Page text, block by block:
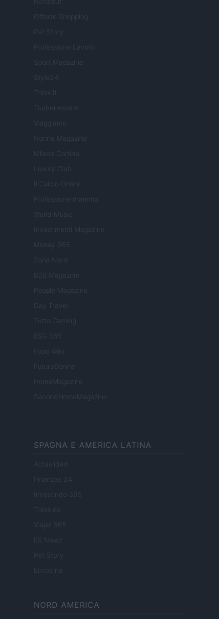
Offerte Shopping
Pet Story
Professione Lavoro
Sport Magazine
Style24
Think.it
Tuobenessere
Viaggiamo
Nonne Magazine
Milano Cortina
Luxury Club
Il Calcio Online
Professione mamma
World Music
Investimenti Magazine
Money 365
Zona Nerd
B2B Magazine
People Magazine
Day Travel
Tutto Gaming
ESG 365
Food Wiki
FuturoDonna
HomeMagazine
SecondHomeMagazine
SPAGNA E AMERICA LATINA
Actualidad
Finanzas 24
Investindo 365
Think.es
Viajar 365
ES Newz
Pet Story
Encocina
NORD AMERICA